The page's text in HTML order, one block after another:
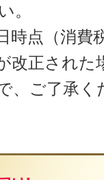
。
時点（消費
改正された
、ご了承く